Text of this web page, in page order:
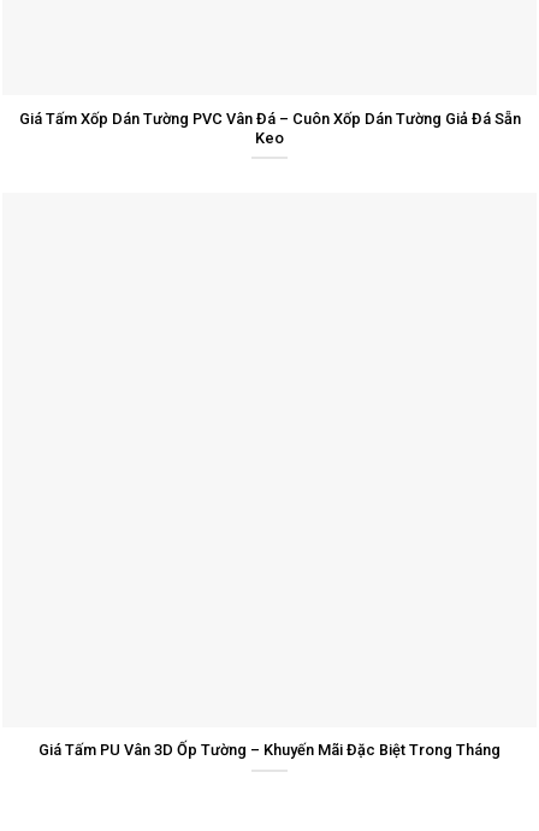
Giá Tấm Xốp Dán Tường PVC Vân Đá – Cuôn Xốp Dán Tường Giả Đá Sẵn
Keo
Giá Tấm PU Vân 3D Ốp Tường – Khuyến Mãi Đặc Biệt Trong Tháng